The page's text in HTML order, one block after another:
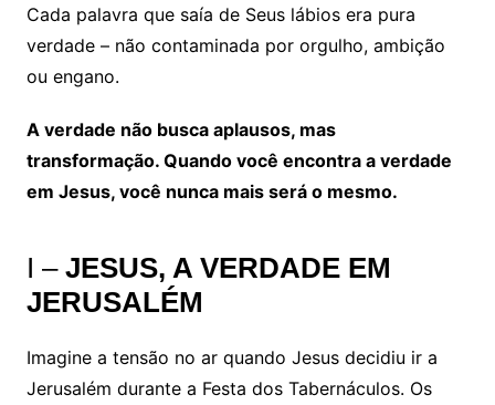
Cada palavra que saía de Seus lábios era pura
verdade – não contaminada por orgulho, ambição
ou engano.
A verdade não busca aplausos, mas
transformação. Quando você encontra a verdade
em Jesus, você nunca mais será o mesmo.
I – JESUS, A VERDADE EM
JERUSALÉM
Imagine a tensão no ar quando Jesus decidiu ir a
Jerusalém durante a Festa dos Tabernáculos. Os